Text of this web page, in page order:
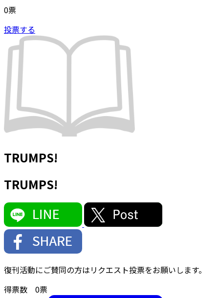
0票
投票する
TRUMPS!
TRUMPS!
復刊活動にご賛同の方はリクエスト投票をお願いします。
得票数 0票